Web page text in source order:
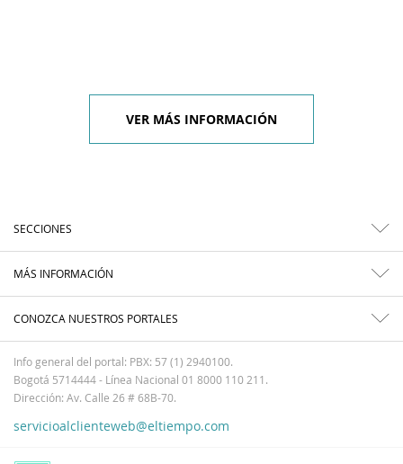
VER MÁS INFORMACIÓN
SECCIONES
MÁS INFORMACIÓN
CONOZCA NUESTROS PORTALES
Info general del portal: PBX: 57 (1) 2940100.
Bogotá 5714444 - Línea Nacional 01 8000 110 211.
Dirección: Av. Calle 26 # 68B-70.
servicioalclienteweb@eltiempo.com